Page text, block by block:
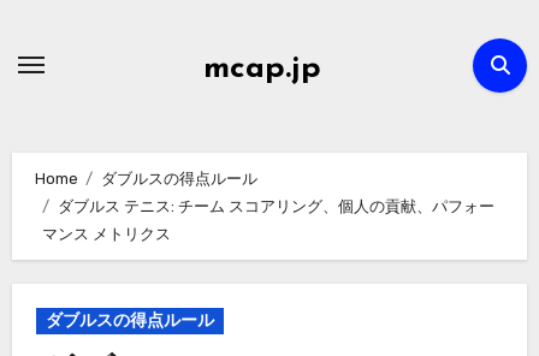
mcap.jp
Home
ダブルスの得点ルール
ダブルス テニス: チーム スコアリング、個人の貢献、パフォー
マンス メトリクス
ダブルスの得点ルール